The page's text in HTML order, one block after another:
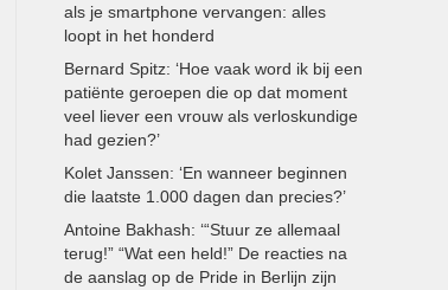
als je smartphone vervangen: alles
loopt in het honderd
Bernard Spitz: ‘Hoe vaak word ik bij een
patiënte geroepen die op dat moment
veel liever een vrouw als verloskundige
had gezien?’
Kolet Janssen: ‘En wanneer beginnen
die laatste 1.000 dagen dan precies?’
Antoine Bakhash: ‘“Stuur ze allemaal
terug!” “Wat een held!” De reacties na
de aanslag op de Pride in Berlijn zijn